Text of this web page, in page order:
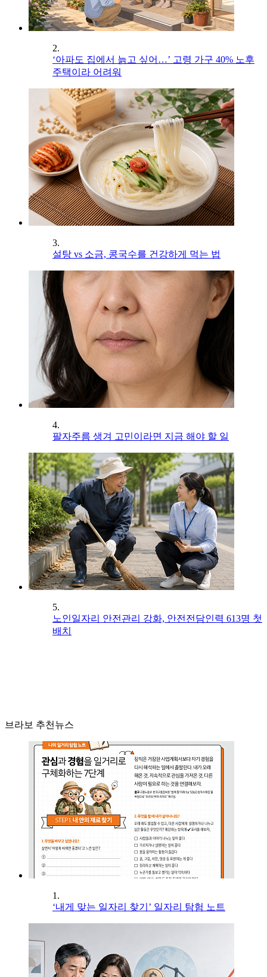
2.
‘아파도 집에서 늙고 싶어…’ 고령 가구 40% 노후
주택이라 어려워
3.
설탕 vs 소금, 콩국수를 건강하게 먹는 법
4.
팔자주름 생겨 고민이라면 지금 해야 할 일
5.
노인일자리 안전관리 강화, 안전전담인력 613명 첫
배치
브라보 추천뉴스
1.
‘내게 맞는 일자리 찾기’ 일자리 탐험 노트